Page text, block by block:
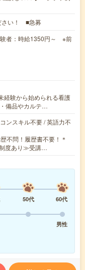
さい！ ■急募
者：時給1350円～ ※前
経験から始められる看護
備品やカルテ…
ンスキル不要 / 英語力不
不問！履歴書不要！＊
度あり≫受講…
50代
60代
男性